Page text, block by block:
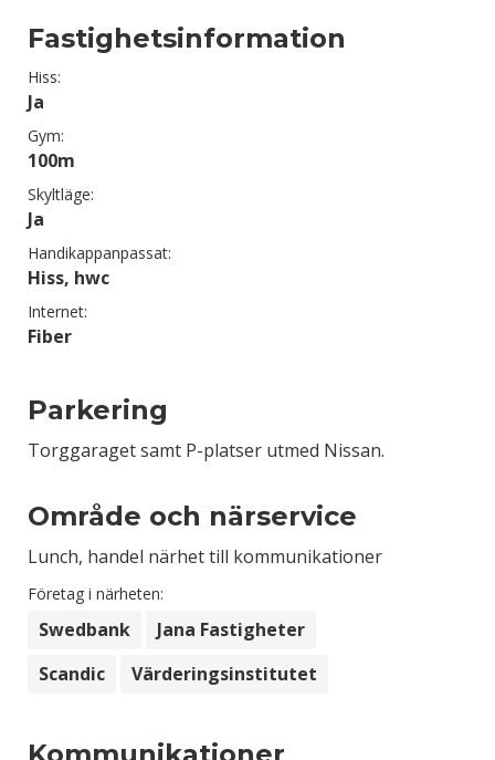
Fastighetsinformation
Hiss:
Ja
Gym:
100m
Skyltläge:
Ja
Handikappanpassat:
Hiss, hwc
Internet:
Fiber
Parkering
Torggaraget samt P-platser utmed Nissan.
Område och närservice
Lunch, handel närhet till kommunikationer
Företag i närheten:
Swedbank
Jana Fastigheter
Scandic
Värderingsinstitutet